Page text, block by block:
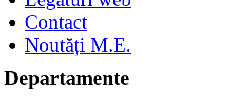
Contact
Noutăți M.E.
Departamente